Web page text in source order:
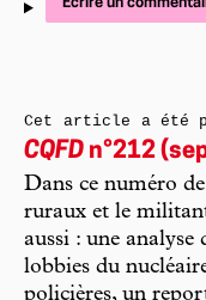
Cet article a été
CQFD n°212
Dans ce numéro
ruraux et le
aussi : une analyse
lobbies du
policières, un